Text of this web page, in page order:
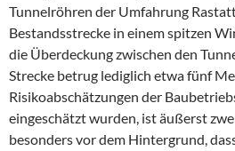
Tunnelröhren der Umfahrung
Bestandsstrecke in einem spitzen
die Überdeckung zwischen den
Strecke betrug lediglich etwa fünf
Risikoabschätzungen der
eingeschätzt wurden, ist äußerst
besonders vor dem Hintergrund,